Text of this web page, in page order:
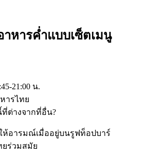
าหารค่ำแบบเซ็ตเมนู
21:00 น.
ารไทย
ที่ต่างจากที่อื่น?
ห้อารมณ์เมื่ออยู่บนรูฟท็อปบาร์
ยร่วมสมัย